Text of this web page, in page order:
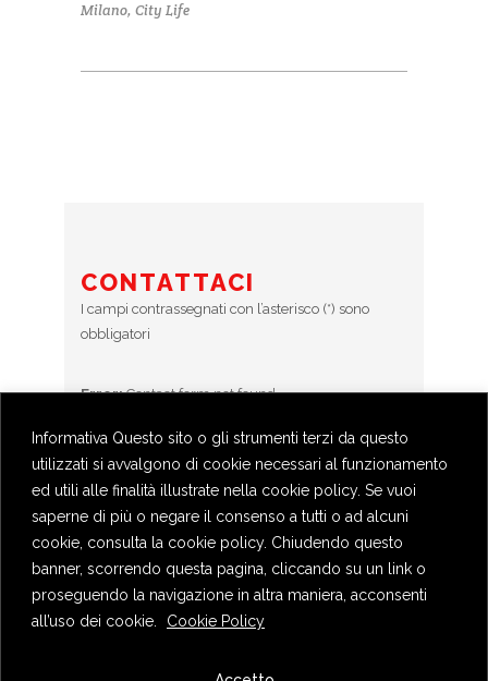
Informativa Questo sito o gli strumenti terzi da questo
utilizzati si avvalgono di cookie necessari al funzionamento
ed utili alle finalità illustrate nella cookie policy. Se vuoi
saperne di più o negare il consenso a tutti o ad alcuni
cookie, consulta la cookie policy. Chiudendo questo
banner, scorrendo questa pagina, cliccando su un link o
proseguendo la navigazione in altra maniera, acconsenti
all’uso dei cookie.
Cookie Policy
Milano, City Life
CONTATTACI
I campi contrassegnati con l’asterisco (*) sono
obbligatori
Error:Contact form not found.
BOOKINGS
Prenotazioni chiuse
Privacy Policy